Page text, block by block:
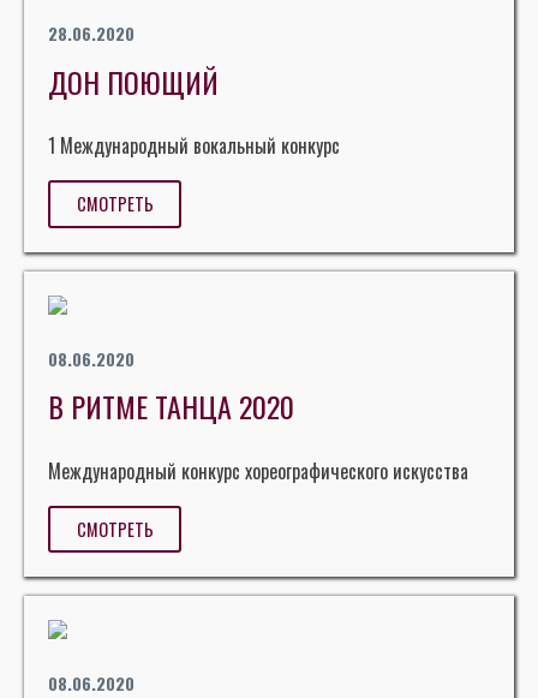
28.06.2020
ДОН ПОЮЩИЙ
1 Международный вокальный конкурс
СМОТРЕТЬ
08.06.2020
В РИТМЕ ТАНЦА 2020
Международный конкурс хореографического искусства
СМОТРЕТЬ
08.06.2020